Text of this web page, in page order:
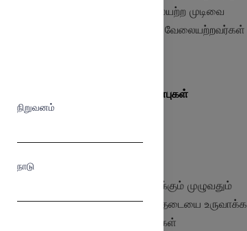
அழகான மற்றும் வேலையற்ற முடிவை
மெதற்களை பாதிக்கும். பைண்ட் வேலையற்றவர்கள்
வழங்குகின்றன.
3: தன்மை மற்றும் பாதுகாப்பு பண்புகள்
குணம் அது கதிரை ஈர்க்கும் முழுவதும்
ஈர்க்கும் முழுவதும் ஈர்வாய்ந்த தடையை உருவாக்க
உருவாக்க வேண்டும். கதிர் வெடிகள்
நிறுவனம்
நாடு